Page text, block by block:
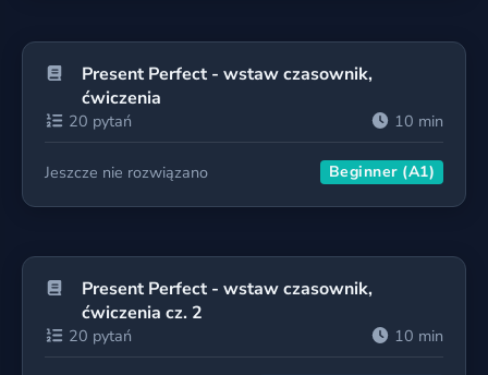
Present Perfect - wstaw czasownik,
ćwiczenia
20 pytań 10 min
Jeszcze nie rozwiązano Beginner (A1)
Present Perfect - wstaw czasownik,
ćwiczenia cz. 2
20 pytań 10 min